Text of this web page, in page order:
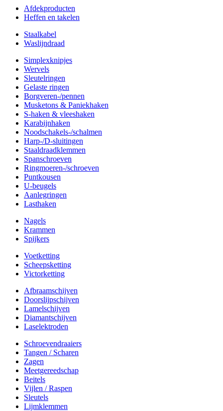
Afdekproducten
Heffen en takelen
Staalkabel
Waslijndraad
Simplexknipjes
Wervels
Sleutelringen
Gelaste ringen
Borgveren-/pennen
Musketons & Paniekhaken
S-haken & vleeshaken
Karabijnhaken
Noodschakels-/schalmen
Harp-/D-sluitingen
Staaldraadklemmen
Spanschroeven
Ringmoeren-/schroeven
Puntkousen
U-beugels
Aanlegringen
Lasthaken
Nagels
Krammen
Spijkers
Voetketting
Scheepsketting
Victorketting
Afbraamschijven
Doorslijpschijven
Lamelschijven
Diamantschijven
Laselektroden
Schroevendraaiers
Tangen / Scharen
Zagen
Meetgereedschap
Beitels
Vijlen / Raspen
Sleutels
Lijmklemmen